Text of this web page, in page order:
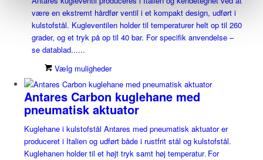
være en ekstremt hårdfør ventil i et kompakt design, udført i
kulstofstål. Kugleventilen holder til temperaturer helt op til 260
grader, og et tryk på op til 40 bar. For specifik anvendelse –
se datablad......
Vælg muligheder
Antares Carbon kuglehane med
pneumatisk aktuator
Kuglehane i kulstofstål Antares med pneumatisk aktuator er
produceret i Italien og udført både i rustfrit stål og kulstofstål.
Kuglehanen holder til et højt tryk samt høj temperatur. For